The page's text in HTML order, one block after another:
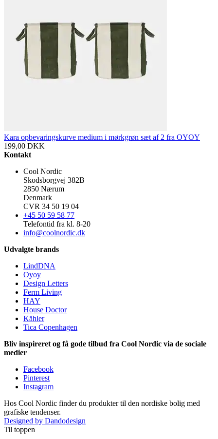
Kara opbevaringskurve medium i mørkgrøn sæt af 2 fra OYOY
199,00 DKK
Kontakt
Cool Nordic
Skodsborgvej 382B
2850 Nærum
Denmark
CVR 34 50 19 04
+45 50 59 58 77
Telefontid fra kl. 8-20
info@coolnordic.dk
Udvalgte brands
LindDNA
Oyoy
Design Letters
Ferm Living
HAY
House Doctor
Kähler
Tica Copenhagen
Bliv inspireret og få gode tilbud fra Cool Nordic via de sociale
medier
Facebook
Pinterest
Instagram
Hos Cool Nordic finder du produkter til den nordiske bolig med
grafiske tendenser.
Designed by Dandodesign
Til toppen